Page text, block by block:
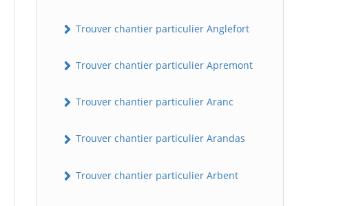
Trouver chantier particulier Anglefort
Trouver chantier particulier Apremont
Trouver chantier particulier Aranc
Trouver chantier particulier Arandas
Trouver chantier particulier Arbent